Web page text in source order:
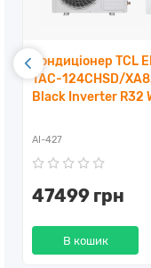
Кондиціонер TCL
TAC-124CHSD/
Black Inverter R32
AI-427
47499 грн
В кошик